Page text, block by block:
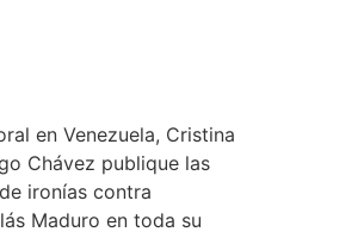
en Venezuela, Cristina
Chávez publique las
ironías contra
Maduro en toda su